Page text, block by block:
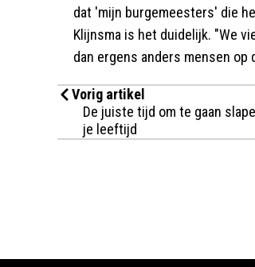
dat 'mijn burgemeesters' die
Klijnsma is het duidelijk. "We
dan ergens anders mensen op
Vorig artikel
De juiste tijd om te gaan
je leeftijd